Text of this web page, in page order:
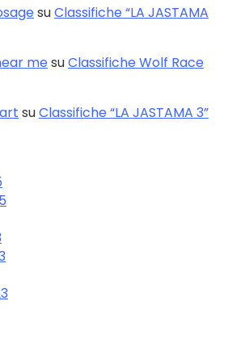
suClassifiche “LA JASTAMA
mesuClassifiche Wolf Race
suClassifiche “LA JASTAMA 3”